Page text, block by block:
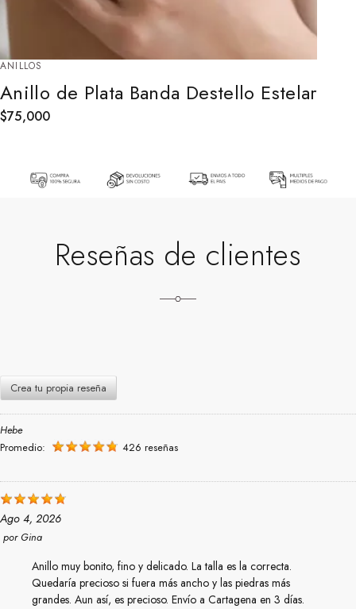
ANILLOS
Anillo de Plata Banda Destello Estelar
$75,000
Reseñas de clientes
Crea tu propia reseña
Hebe
Promedio:
426 reseñas
Ago 4, 2026
porGina
Anillo muy bonito, fino y delicado. La talla es la correcta.
Quedaría precioso si fuera más ancho y las piedras más
grandes. Aun así, es precioso. Envío a Cartagena en 3 días.